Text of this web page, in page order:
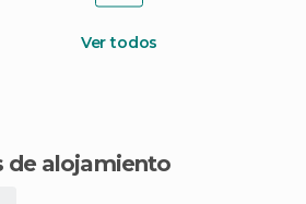
Ver todos
de alojamiento